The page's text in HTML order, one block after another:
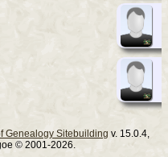
Genealogy Sitebuilding v. 15.0.4,
© 2001-2026.